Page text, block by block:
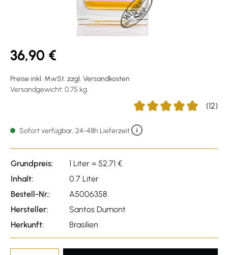
36,90 €
Preise inkl. MwSt. zzgl. Versandkosten
Versandgewicht: 0.75 kg
(12)
Sofort verfügbar, 24-48h Lieferzeit
Grundpreis:
1 Liter = 52,71 €
Inhalt:
0.7 Liter
Bestell-Nr.:
A5006358
Hersteller:
Santos Dumont
Herkunft:
Brasilien